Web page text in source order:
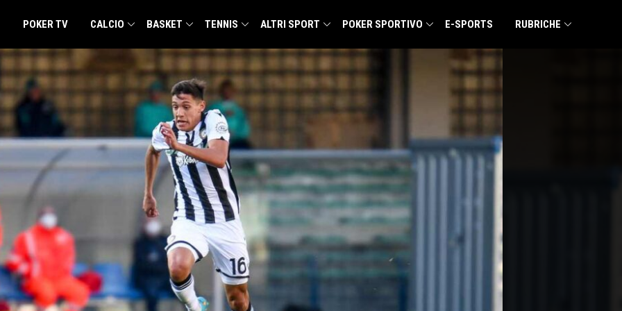
POKER TV CALCIO BASKET TENNIS ALTRI SPORT POKER SPORTIVO E-SPORTS RUBRICHE